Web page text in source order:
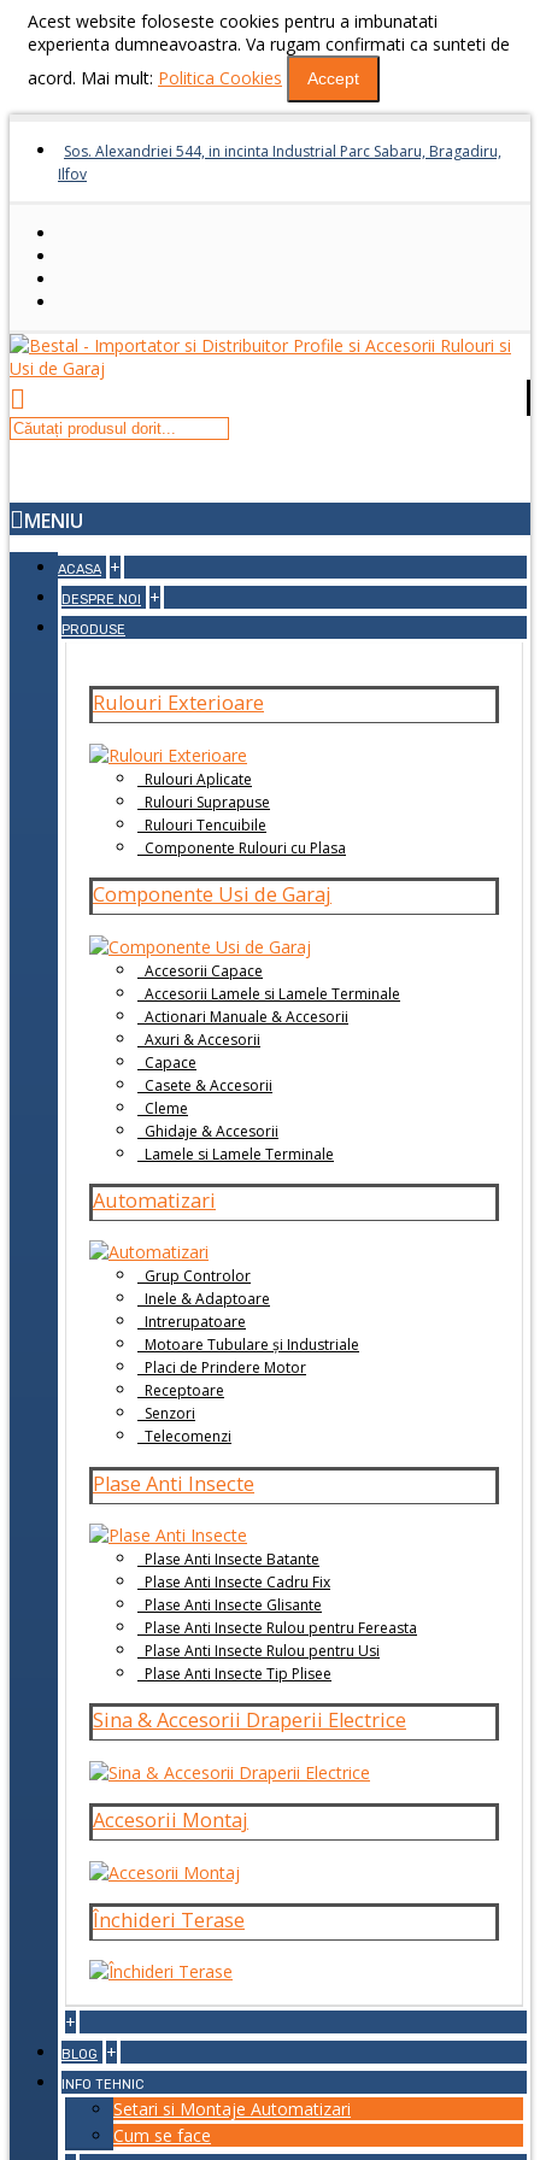
Acest website foloseste cookies pentru a imbunatati
experienta dumneavoastra. Va rugam confirmati ca sunteti de
acord. Mai mult: Politica Cookies Accept
Sos. Alexandriei 544, in incinta Industrial Parc Sabaru, Bragadiru,
Ilfov
MENIU
ACASA +
DESPRE NOI +
PRODUSE
Rulouri Exterioare
Rulouri Aplicate
Rulouri Suprapuse
Rulouri Tencuibile
Componente Rulouri cu Plasa
Componente Usi de Garaj
Accesorii Capace
Accesorii Lamele si Lamele Terminale
Actionari Manuale & Accesorii
Axuri & Accesorii
Capace
Casete & Accesorii
Cleme
Ghidaje & Accesorii
Lamele si Lamele Terminale
Automatizari
Grup Controlor
Inele & Adaptoare
Intrerupatoare
Motoare Tubulare și Industriale
Placi de Prindere Motor
Receptoare
Senzori
Telecomenzi
Plase Anti Insecte
Plase Anti Insecte Batante
Plase Anti Insecte Cadru Fix
Plase Anti Insecte Glisante
Plase Anti Insecte Rulou pentru Fereasta
Plase Anti Insecte Rulou pentru Usi
Plase Anti Insecte Tip Plisee
Sina & Accesorii Draperii Electrice
Accesorii Montaj
Închideri Terase
+
BLOG +
INFO TEHNIC
Setari si Montaje Automatizari
Cum se face